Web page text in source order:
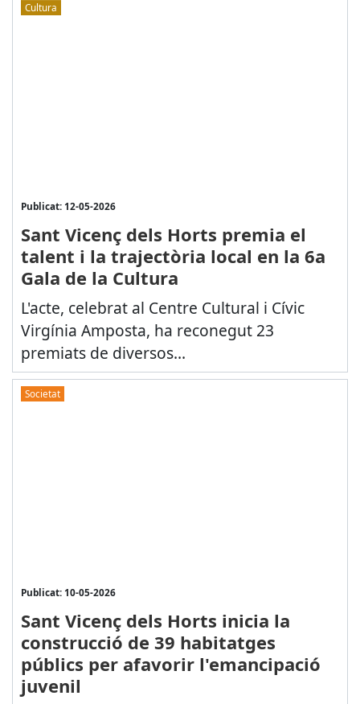
Cultura
Publicat: 12-05-2026
Sant Vicenç dels Horts premia el
talent i la trajectòria local en la 6a
Gala de la Cultura
L'acte, celebrat al Centre Cultural i Cívic
Virgínia Amposta, ha reconegut 23
premiats de diversos...
Societat
Publicat: 10-05-2026
Sant Vicenç dels Horts inicia la
construcció de 39 habitatges
públics per afavorir l'emancipació
juvenil